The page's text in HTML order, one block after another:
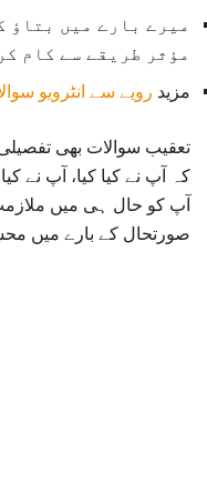
میرے بارے میں بتاؤ
مؤثر طریقے سے کام
مزید رویے سے انٹرویو
تعقیب سوالات بھی
کہ آپ نے کیا کیا، آپ نے
آپ کو حال ہی میں
صورتحال کے بارے میں